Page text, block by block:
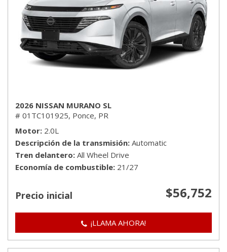
2026 NISSAN MURANO SL
# 01TC101925, Ponce, PR
Motor 2.0L
Descripción de la transmisión Automatic
Tren delantero All Wheel Drive
Economía de combustible 21/27
Precio inicial $56,752
¡LLAMA AHORA!